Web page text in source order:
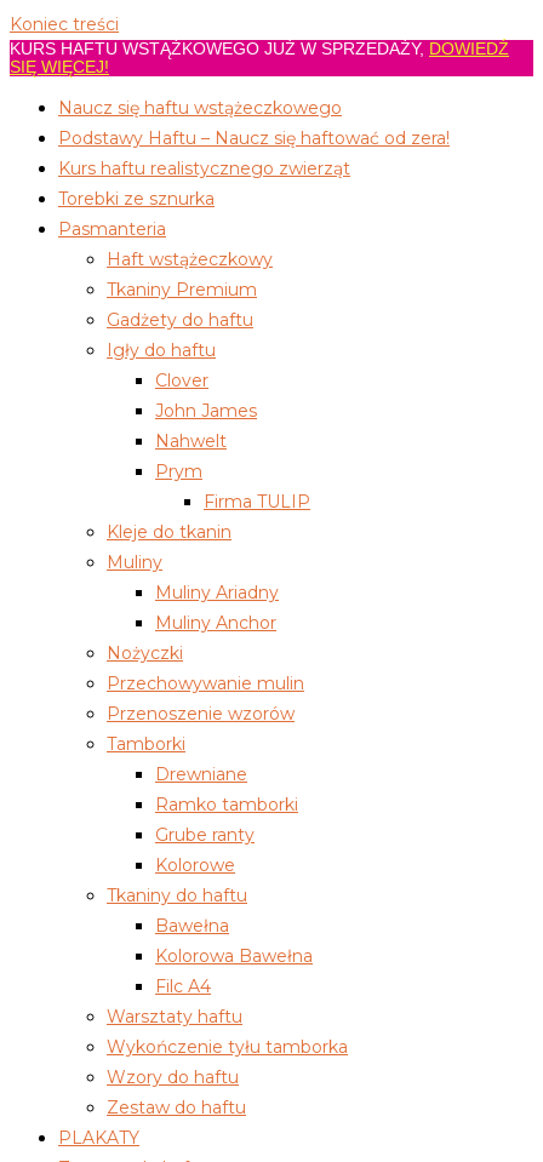
Koniec treści
KURS HAFTU WSTĄŻKOWEGO JUŻ W SPRZEDAŻY, DOWIEDŹ
SIĘ WIĘCEJ!
Naucz się haftu wstążeczkowego
Podstawy Haftu – Naucz się haftować od zera!
Kurs haftu realistycznego zwierząt
Torebki ze sznurka
Pasmanteria
Haft wstążeczkowy
Tkaniny Premium
Gadżety do haftu
Igły do haftu
Clover
John James
Nahwelt
Prym
Firma TULIP
Kleje do tkanin
Muliny
Muliny Ariadny
Muliny Anchor
Nożyczki
Przechowywanie mulin
Przenoszenie wzorów
Tamborki
Drewniane
Ramko tamborki
Grube ranty
Kolorowe
Tkaniny do haftu
Bawełna
Kolorowa Bawełna
Filc A4
Warsztaty haftu
Wykończenie tyłu tamborka
Wzory do haftu
Zestaw do haftu
PLAKATY